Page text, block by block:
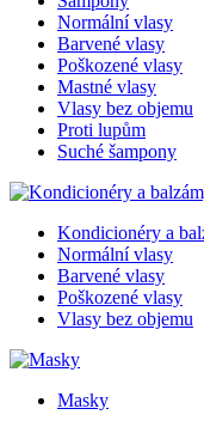
Normální vlasy
Barvené vlasy
Poškozené vlasy
Mastné vlasy
Vlasy bez objemu
Proti lupům
Suché šampony
Kondicionéry a
Normální vlasy
Barvené vlasy
Poškozené vlasy
Vlasy bez objemu
Masky